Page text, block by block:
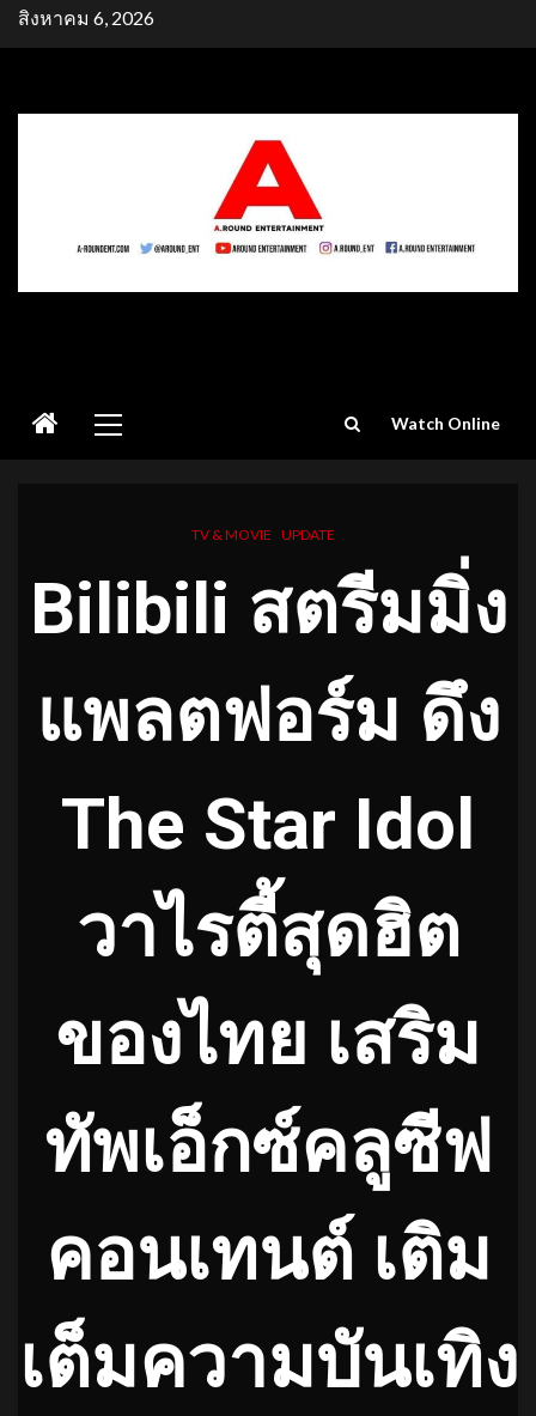
Skipสิงหาคม 6, 2026
Menu
Watch Online
TV & MOVIE UPDATE
Bilibili สตรีมมิ่ง
แพลตฟอร์ม ดึง
The Star Idol
วาไรตี้สุดฮิต
ของไทย เสริม
ทัพเอ็กซ์คลูซีฟ
คอนเทนต์ เติม
เต็มความบันเทิง